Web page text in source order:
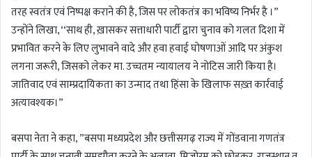
तरह स्वतंत्र एवं निष्पक्ष कराने की है, जिस पर लोकतंत्र का भविष्य निर्भर है ।”
उन्होंने लिखा, ‘‘साथ ही, ख़ासकर सत्ताधारी पार्टी द्वारा चुनाव को गलत दिशा में
प्रभावित करने के लिए लुभावने वादे और हवा हवाई घोषणाओं आदि पर अंकुश
लगना जरूरी, जिसको लेकर मा. उच्चतम न्यायालय ने नोटिस जारी किया है।
जातिवाद एवं साम्प्रदायिकता का उन्माद तथा हिंसा के खिलाफ सख़्त कार्रवाई
अत्यावश्यक।”
बसपा नेता ने कहा, ”बसपा मध्यप्रदेश और छत्तीसगढ़ राज्य में गोंडवाना गणतंत्र